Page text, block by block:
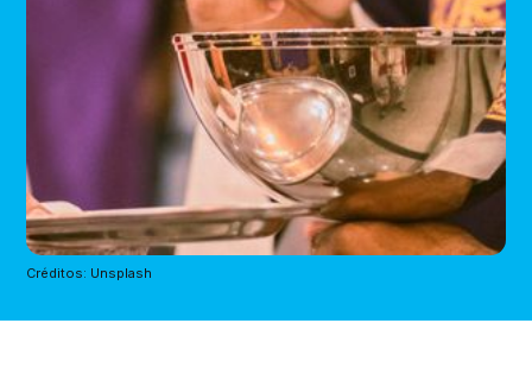
Créditos: Unsplash